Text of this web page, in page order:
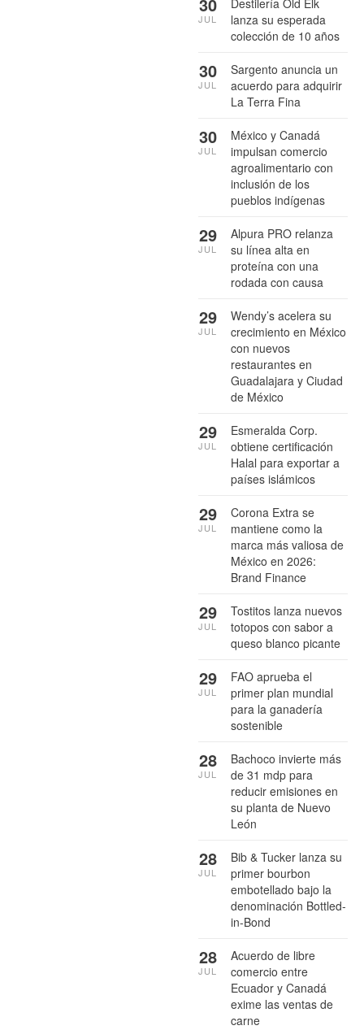
Destilería Old Elk
lanza su esperada
colección de 10 años
30
JUL
Sargento anuncia un
acuerdo para adquirir
La Terra Fina
30
JUL
México y Canadá
impulsan comercio
agroalimentario con
inclusión de los
pueblos indígenas
30
JUL
Alpura PRO relanza
su línea alta en
proteína con una
rodada con causa
29
JUL
Wendy’s acelera su
crecimiento en México
con nuevos
restaurantes en
Guadalajara y Ciudad
de México
29
JUL
Esmeralda Corp.
obtiene certificación
Halal para exportar a
países islámicos
29
JUL
Corona Extra se
mantiene como la
marca más valiosa de
México en 2026:
Brand Finance
29
JUL
Tostitos lanza nuevos
totopos con sabor a
queso blanco picante
29
JUL
FAO aprueba el
primer plan mundial
para la ganadería
sostenible
29
JUL
Bachoco invierte más
de 31 mdp para
reducir emisiones en
su planta de Nuevo
León
28
JUL
Bib & Tucker lanza su
primer bourbon
embotellado bajo la
denominación Bottled-
in-Bond
28
JUL
Acuerdo de libre
comercio entre
Ecuador y Canadá
exime las ventas de
carne
28
JUL